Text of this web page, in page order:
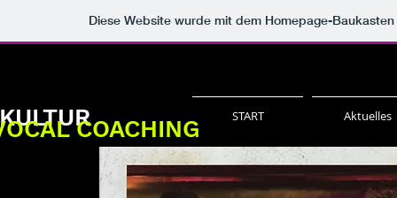
Diese Website wurde mit dem Homepage-
START Aktuelles
COACHING